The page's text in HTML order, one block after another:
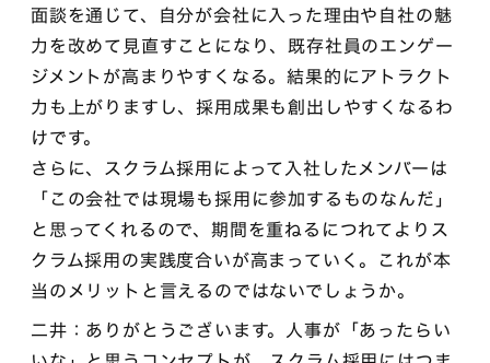
面談を通じて、自分が会社に入った理由や自社の魅
力を改めて見直すことになり、既存社員のエンゲー
ジメントが高まりやすくなる。結果的にアトラクト
力も上がりますし、採用成果も創出しやすくなるわ
けです。
さらに、スクラム採用によって入社したメンバーは
「この会社では現場も採用に参加するものなんだ」
と思ってくれるので、期間を重ねるにつれてよりス
クラム採用の実践度合いが高まっていく。これが本
当のメリットと言えるのではないでしょうか。
二井：ありがとうございます。人事が「あったらい